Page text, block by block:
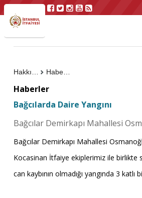
Haberler
Haberler
Bağcılarda Daire Yangını
Bağcılar Demirkapı Mahallesi
Bağcılar Demirkapı Mahallesi
Kocasinan İtfaiye ekiplerimiz ile birlikte
can kaybının olmadığı yangında 3 katlı